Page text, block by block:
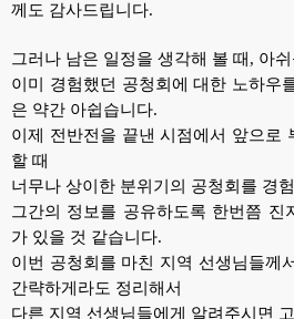
께도 감사드립니다.
그러나 남은 일정을 생각해 볼 때, 아
이미 경험했던 공청회에 대한 노하우
은 약간 아쉽습니다.
이제 전반전을 끝낸 시점에서 앞으로
할 때
너무나 상이한 분위기의 공청회를 경
그간의 정보를 공유하도록 한번쯤 진
가 있을 것 같습니다.
이번 공청회를 마친 지역 선생님들께
간략하게라도 정리해서
다른 지역 선생님들에게 알려주시면